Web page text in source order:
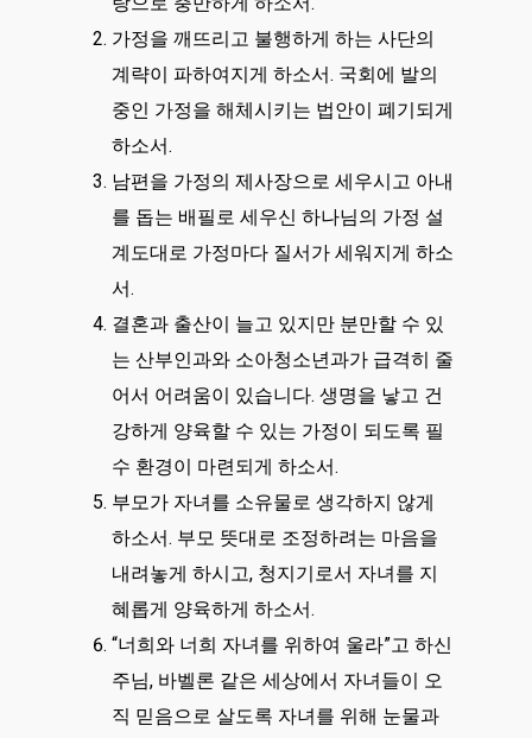
가정을 깨뜨리고 불행하게 하는 사단의
계략이 파하여지게 하소서. 국회에 발의
중인 가정을 해체시키는 법안이 폐기되게
하소서.
남편을 가정의 제사장으로 세우시고 아내
를 돕는 배필로 세우신 하나님의 가정 설
계도대로 가정마다 질서가 세워지게 하소
서.
결혼과 출산이 늘고 있지만 분만할 수 있
는 산부인과와 소아청소년과가 급격히 줄
어서 어려움이 있습니다. 생명을 낳고 건
강하게 양육할 수 있는 가정이 되도록 필
수 환경이 마련되게 하소서.
부모가 자녀를 소유물로 생각하지 않게
하소서. 부모 뜻대로 조정하려는 마음을
내려놓게 하시고, 청지기로서 자녀를 지
혜롭게 양육하게 하소서.
“너희와 너희 자녀를 위하여 울라”고 하신
주님, 바벨론 같은 세상에서 자녀들이 오
직 믿음으로 살도록 자녀를 위해 눈물과